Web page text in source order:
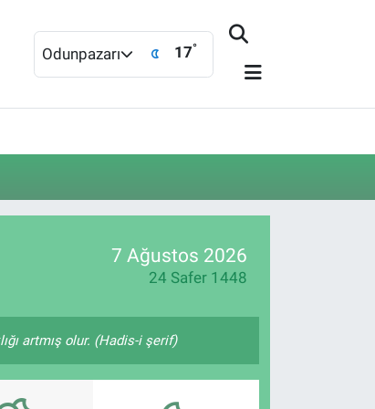
Odunpazarı 17°
7 Ağustos 2026
24 Safer 1448
artmış olur. (Hadis-i şerif)